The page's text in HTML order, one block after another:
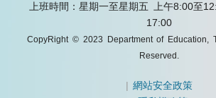
上班時間：星期一至星期五 上午8:00至
17:00
CopyRight © 2023 Department of Education,
Reserved.
|網站安全政策